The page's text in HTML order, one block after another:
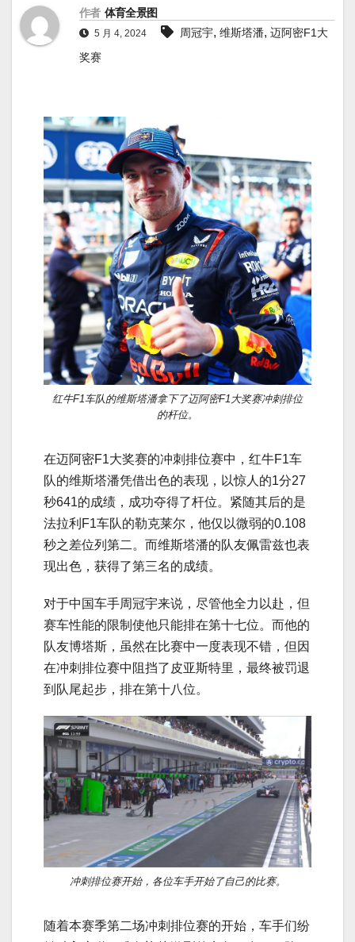
作者 体育全景图
5 月 4, 2024 周冠宇, 维斯塔潘, 迈阿密F1大
奖赛
红牛F1车队的维斯塔潘拿下了迈阿密F1大奖赛冲刺排位
的杆位。
在迈阿密F1大奖赛的冲刺排位赛中，红牛F1车
队的维斯塔潘凭借出色的表现，以惊人的1分27
秒641的成绩，成功夺得了杆位。紧随其后的是
法拉利F1车队的勒克莱尔，他仅以微弱的0.108
秒之差位列第二。而维斯塔潘的队友佩雷兹也表
现出色，获得了第三名的成绩。
对于中国车手周冠宇来说，尽管他全力以赴，但
赛车性能的限制使他只能排在第十七位。而他的
队友博塔斯，虽然在比赛中一度表现不错，但因
在冲刺排位赛中阻挡了皮亚斯特里，最终被罚退
到队尾起步，排在第十八位。
冲刺排位赛开始，各位车手开始了自己的比赛。
随着本赛季第二场冲刺排位赛的开始，车手们纷